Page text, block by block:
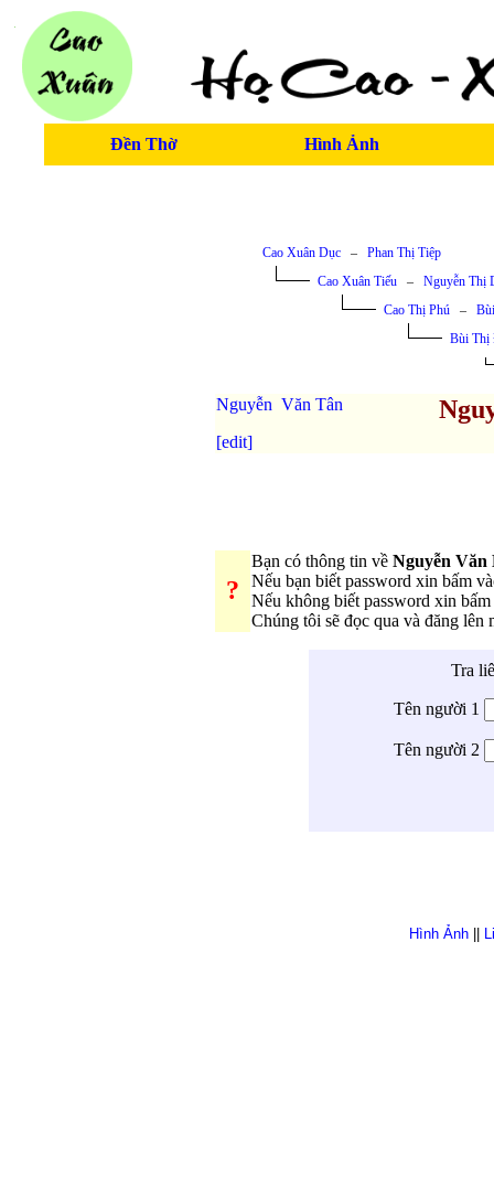
Đền Thờ Hình Ảnh
Cao Xuân Dục– Phan Thị Tiệp
Cao Xuân Tiếu– Nguyễn Thị
Cao Thị Phú–
Bùi Thị
Nguyễn Văn Tân
[edit]
?
Bạn có thông tin về Nguyễn Văn
Nếu bạn biết password xin bấm
Nếu không biết password xin
Chúng tôi sẽ đọc qua và đăng lên
Tra
Tên người 1
Tên người 2
Hình Ảnh